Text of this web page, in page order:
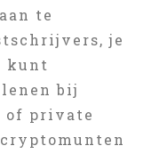
te
je
kunt
bij
private